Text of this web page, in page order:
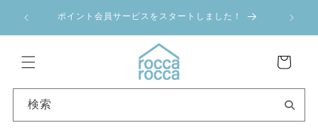
ンツに
ポイント会員サービスをスタートしました！
ー
検索